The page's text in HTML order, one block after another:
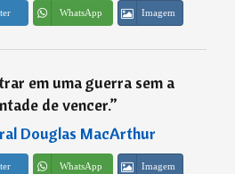
WhatsApp Imagem
em uma guerra sem a
de vencer.”
Douglas MacArthur
WhatsApp Imagem